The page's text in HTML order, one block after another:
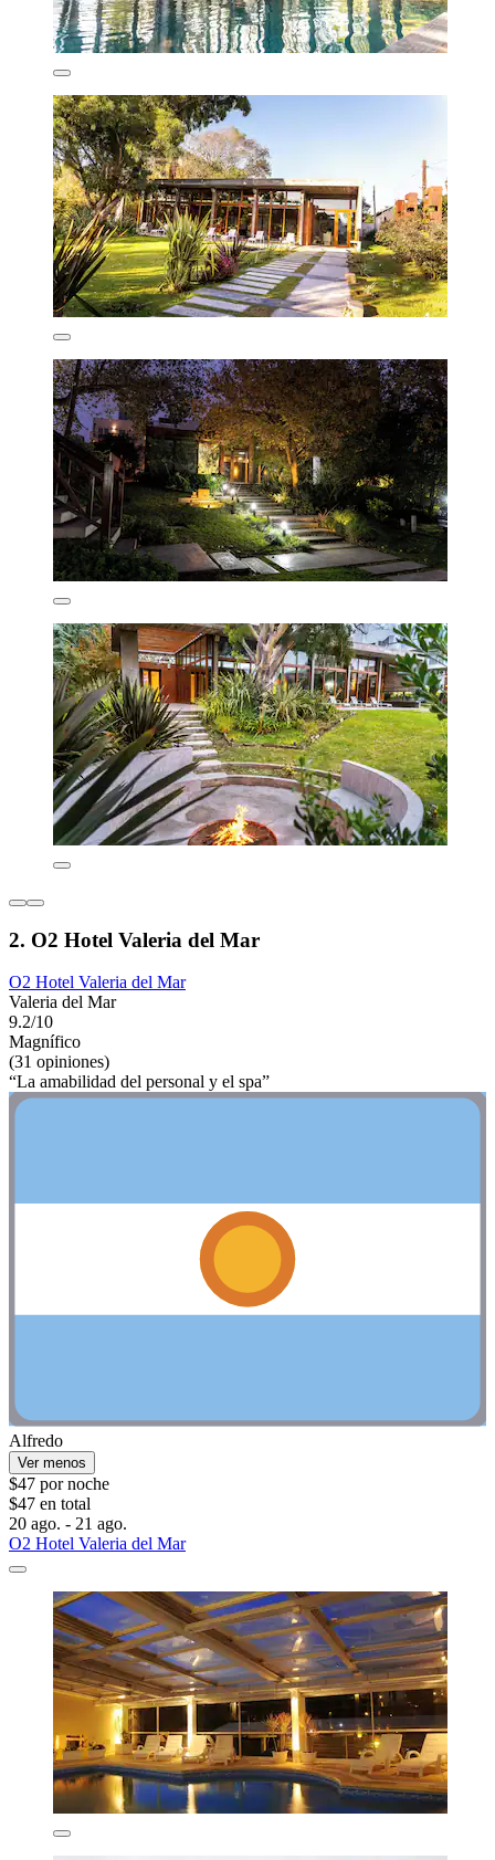
2. O2 Hotel Valeria del Mar
O2 Hotel Valeria del Mar
Valeria del Mar
9.2/10
Magnífico
(31 opiniones)
“La amabilidad del personal y el spa”
Alfredo
Ver menos
$47 por noche
$47 en total
20 ago. - 21 ago.
O2 Hotel Valeria del Mar